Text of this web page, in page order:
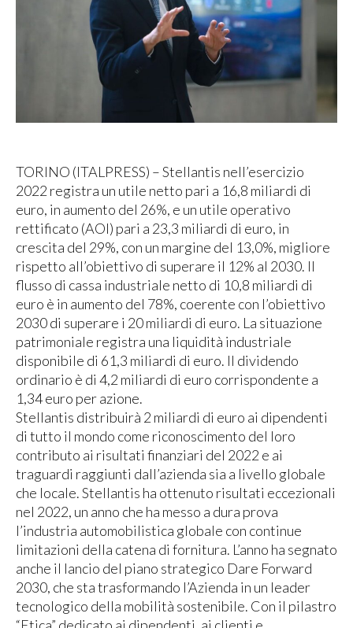
TORINO (ITALPRESS) – Stellantis nell’esercizio
2022 registra un utile netto pari a 16,8 miliardi di
euro, in aumento del 26%, e un utile operativo
rettificato (AOI) pari a 23,3 miliardi di euro, in
crescita del 29%, con un margine del 13,0%, migliore
rispetto all’obiettivo di superare il 12% al 2030. Il
flusso di cassa industriale netto di 10,8 miliardi di
euro è in aumento del 78%, coerente con l’obiettivo
2030 di superare i 20 miliardi di euro. La situazione
patrimoniale registra una liquidità industriale
disponibile di 61,3 miliardi di euro. Il dividendo
ordinario è di 4,2 miliardi di euro corrispondente a
1,34 euro per azione.
Stellantis distribuirà 2 miliardi di euro ai dipendenti
di tutto il mondo come riconoscimento del loro
contributo ai risultati finanziari del 2022 e ai
traguardi raggiunti dall’azienda sia a livello globale
che locale. Stellantis ha ottenuto risultati eccezionali
nel 2022, un anno che ha messo a dura prova
l’industria automobilistica globale con continue
limitazioni della catena di fornitura. L’anno ha segnato
anche il lancio del piano strategico Dare Forward
2030, che sta trasformando l’Azienda in un leader
tecnologico della mobilità sostenibile. Con il pilastro